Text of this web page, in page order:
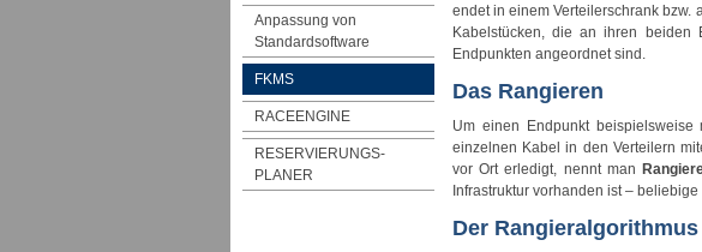
Anpassung von
Standardsoftware
FKMS
RACEENGINE
RESERVIERUNGS-
PLANER
endet in einem Verteilerschrank bzw.
Kabelstücken, die an ihren beiden
Endpunkten angeordnet sind.
Das Rangieren
Um einen Endpunkt
einzelnen Kabel in den Verteilern
vor Ort erledigt, nennt man
Infrastruktur vorhanden ist –
Der Rangieralgorithmus